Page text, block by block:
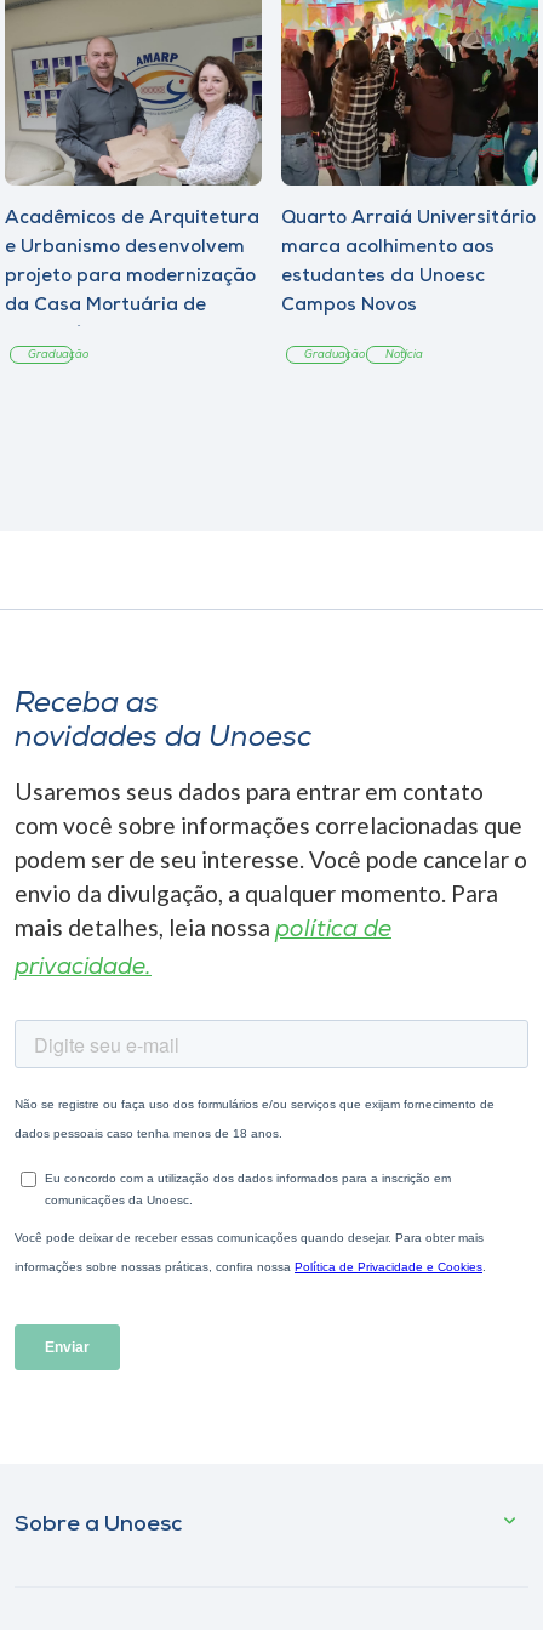
Acadêmicos de Arquitetura
e Urbanismo desenvolvem
projeto para modernização
da Casa Mortuária de
Graduação
Quarto Arraiá Universitário
marca acolhimento aos
estudantes da Unoesc
Campos Novos
Graduação Notícia
Receba as
novidades da Unoesc
Usaremos seus dados para entrar em contato
com você sobre informações correlacionadas que
podem ser de seu interesse. Você pode cancelar o
envio da divulgação, a qualquer momento. Para
mais detalhes, leia nossa política de
privacidade.
Sobre a Unoesc